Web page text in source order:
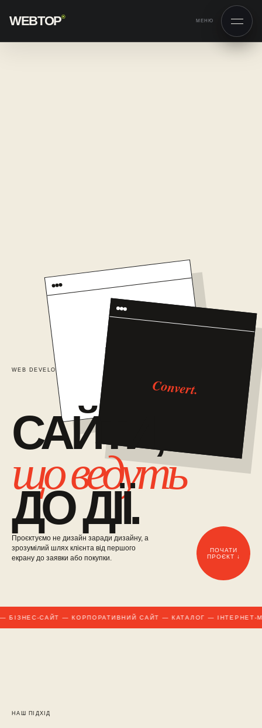
WEBTOP®
МЕНЮ
WEB DEVELOPMENT / 01
САЙТИ,
що ведуть
ДО ДІЇ.
TRUST
Convert.
Проєктуємо не дизайн заради дизайну, а
зрозумілий шлях клієнта від першого
екрану до заявки або покупки.
ПОЧАТИ
ПРОЄКТ ↓
— БІЗНЕС-САЙТ — КОРПОРАТИВНИЙ САЙТ — КАТАЛОГ — ІНТЕРНЕТ-
НАШ ПІДХІД